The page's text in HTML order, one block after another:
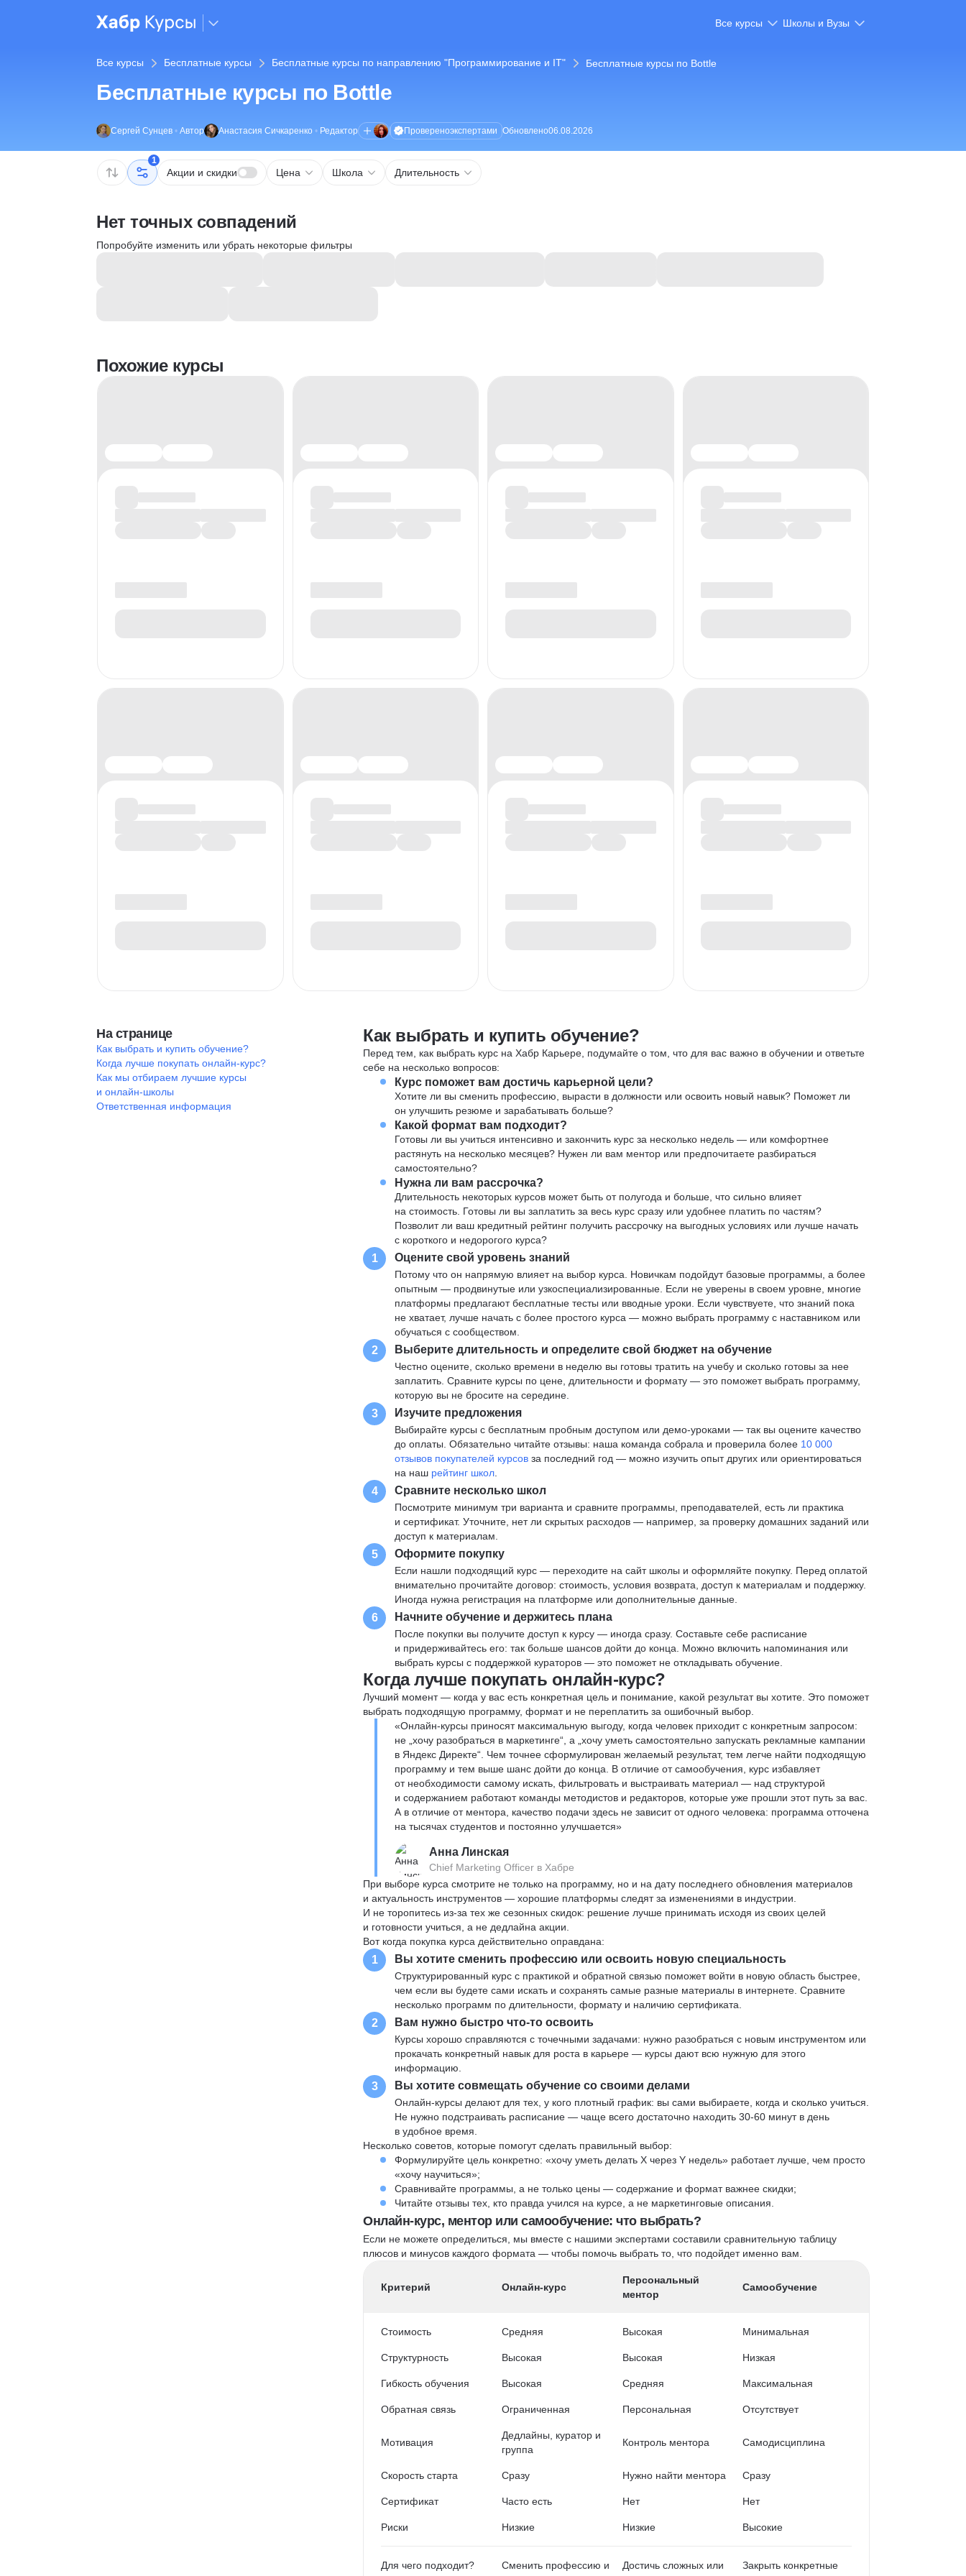
Все курсы Школы и Вузы
Все курсы Бесплатные курсы Бесплатные курсы по направлению "Программирование и IT" Бесплатные курсы по Bottle
Бесплатные курсы по Bottle
Сергей Сунцев • Автор Анастасия Сичкаренко • Редактор Провереноэкспертами Обновлено06.08.2026
1
Акции и скидки Цена Школа Длительность
Нет точных совпадений
Попробуйте изменить или убрать некоторые фильтры
Похожие курсы
На странице
Как выбрать и купить обучение?
Когда лучше покупать онлайн-курс?
Как мы отбираем лучшие курсы
и онлайн-школы
Ответственная информация
Как выбрать и купить обучение?
Перед тем, как выбрать курс на Хабр Карьере, подумайте о том, что для вас важно в обучении и ответьте
себе на несколько вопросов:
Курс поможет вам достичь карьерной цели?
Хотите ли вы сменить профессию, вырасти в должности или освоить новый навык? Поможет ли
он улучшить резюме и зарабатывать больше?
Какой формат вам подходит?
Готовы ли вы учиться интенсивно и закончить курс за несколько недель — или комфортнее
растянуть на несколько месяцев? Нужен ли вам ментор или предпочитаете разбираться
самостоятельно?
Нужна ли вам рассрочка?
Длительность некоторых курсов может быть от полугода и больше, что сильно влияет
на стоимость. Готовы ли вы заплатить за весь курс сразу или удобнее платить по частям?
Позволит ли ваш кредитный рейтинг получить рассрочку на выгодных условиях или лучше начать
с короткого и недорогого курса?
1 Оцените свой уровень знаний
Потому что он напрямую влияет на выбор курса. Новичкам подойдут базовые программы, а более
опытным — продвинутые или узкоспециализированные. Если не уверены в своем уровне, многие
платформы предлагают бесплатные тесты или вводные уроки. Если чувствуете, что знаний пока
не хватает, лучше начать с более простого курса — можно выбрать программу с наставником или
обучаться с сообществом.
2 Выберите длительность и определите свой бюджет на обучение
Честно оцените, сколько времени в неделю вы готовы тратить на учебу и сколько готовы за нее
заплатить. Сравните курсы по цене, длительности и формату — это поможет выбрать программу,
которую вы не бросите на середине.
3 Изучите предложения
Выбирайте курсы с бесплатным пробным доступом или демо-уроками — так вы оцените качество
до оплаты. Обязательно читайте отзывы: наша команда собрала и проверила более 10 000
отзывов покупателей курсовза последний год — можно изучить опыт других или ориентироваться
на наш рейтинг школ
4 Сравните несколько школ
Посмотрите минимум три варианта и сравните программы, преподавателей, есть ли практика
и сертификат. Уточните, нет ли скрытых расходов — например, за проверку домашних заданий или
доступ к материалам.
5 Оформите покупку
Если нашли подходящий курс — переходите на сайт школы и оформляйте покупку. Перед оплатой
внимательно прочитайте договор: стоимость, условия возврата, доступ к материалам и поддержку.
Иногда нужна регистрация на платформе или дополнительные данные.
6 Начните обучение и держитесь плана
После покупки вы получите доступ к курсу — иногда сразу. Составьте себе расписание
и придерживайтесь его: так больше шансов дойти до конца. Можно включить напоминания или
выбрать курсы с поддержкой кураторов — это поможет не откладывать обучение.
Когда лучше покупать онлайн-курс?
Лучший момент — когда у вас есть конкретная цель и понимание, какой результат вы хотите. Это поможет
выбрать подходящую программу, формат и не переплатить за ошибочный выбор.
«Онлайн-курсы приносят максимальную выгоду, когда человек приходит с конкретным запросом:
не „хочу разобраться в маркетинге“, а „хочу уметь самостоятельно запускать рекламные кампании
в Яндекс Директе“. Чем точнее сформулирован желаемый результат, тем легче найти подходящую
программу и тем выше шанс дойти до конца. В отличие от самообучения, курс избавляет
от необходимости самому искать, фильтровать и выстраивать материал — над структурой
и содержанием работают команды методистов и редакторов, которые уже прошли этот путь за вас.
А в отличие от ментора, качество подачи здесь не зависит от одного человека: программа отточена
на тысячах студентов и постоянно улучшается»
Анна Линская
Chief Marketing Officer в Хабре
При выборе курса смотрите не только на программу, но и на дату последнего обновления материалов
и актуальность инструментов — хорошие платформы следят за изменениями в индустрии.
И не торопитесь из-за тех же сезонных скидок: решение лучше принимать исходя из своих целей
и готовности учиться, а не дедлайна акции.
Вот когда покупка курса действительно оправдана:
1 Вы хотите сменить профессию или освоить новую специальность
Структурированный курс с практикой и обратной связью поможет войти в новую область быстрее,
чем если вы будете сами искать и сохранять самые разные материалы в интернете. Сравните
несколько программ по длительности, формату и наличию сертификата.
2 Вам нужно быстро что-то освоить
Курсы хорошо справляются с точечными задачами: нужно разобраться с новым инструментом или
прокачать конкретный навык для роста в карьере — курсы дают всю нужную для этого
информацию.
3 Вы хотите совмещать обучение со своими делами
Онлайн-курсы делают для тех, у кого плотный график: вы сами выбираете, когда и сколько учиться.
Не нужно подстраивать расписание — чаще всего достаточно находить 30-60 минут в день
в удобное время.
Несколько советов, которые помогут сделать правильный выбор:
Формулируйте цель конкретно: «хочу уметь делать X через Y недель» работает лучше, чем просто
«хочу научиться»;
Сравнивайте программы, а не только цены — содержание и формат важнее скидки;
Читайте отзывы тех, кто правда учился на курсе, а не маркетинговые описания.
Онлайн-курс, ментор или самообучение: что выбрать?
Если не можете определиться, мы вместе с нашими экспертами составили сравнительную таблицу
плюсов и минусов каждого формата — чтобы помочь выбрать то, что подойдет именно вам.
Критерий Онлайн-курс
Персональный
ментор
Самообучение
Стоимость Средняя Высокая Минимальная
Структурность Высокая Высокая Низкая
Гибкость обучения Высокая Средняя Максимальная
Обратная связь Ограниченная Персональная Отсутствует
Мотивация
Дедлайны, куратор и
группа
Контроль ментора Самодисциплина
Скорость старта Сразу Нужно найти ментора Сразу
Сертификат Часто есть Нет Нет
Риски Низкие Низкие Высокие
Для чего подходит?
Сменить профессию и
Достичь сложных или
Закрыть конкретные